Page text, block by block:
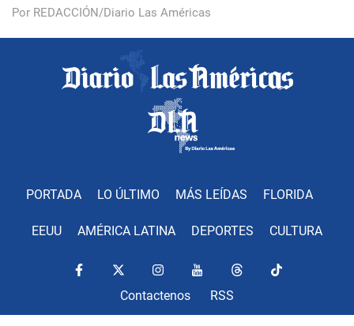
Por REDACCIÓN/Diario Las Américas
PORTADA LO ÚLTIMO MÁS LEÍDAS FLORIDA
EEUU AMÉRICA LATINA DEPORTES CULTURA
Contactenos RSS